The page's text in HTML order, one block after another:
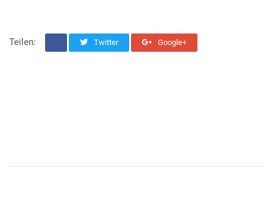
Teilen: Twitter Google+